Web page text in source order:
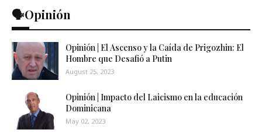
🗣️Opinión
Opinión | El Ascenso y la Caída de Prigozhin: El
Hombre que Desafió a Putin
August 25, 2023
Opinión | Impacto del Laicismo en la educación
Dominicana
May 02, 2023